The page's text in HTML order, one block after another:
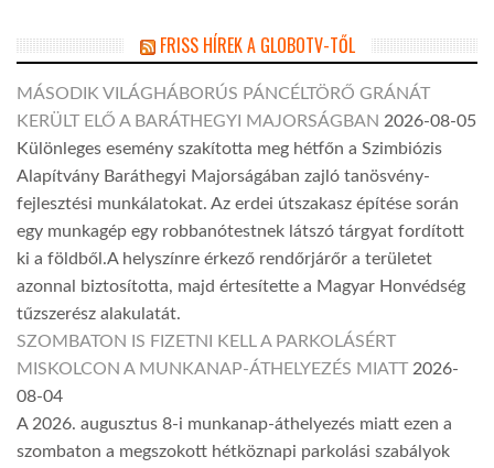
FRISS HÍREK A GLOBOTV-TŐL
MÁSODIK VILÁGHÁBORÚS PÁNCÉLTÖRŐ GRÁNÁT
KERÜLT ELŐ A BARÁTHEGYI MAJORSÁGBAN 2026-08-05
Különleges esemény szakította meg hétfőn a Szimbiózis
Alapítvány Baráthegyi Majorságában zajló tanösvény-
fejlesztési munkálatokat. Az erdei útszakasz építése során
egy munkagép egy robbanótestnek látszó tárgyat fordított
ki a földből.A helyszínre érkező rendőrjárőr a területet
azonnal biztosította, majd értesítette a Magyar Honvédség
tűzszerész alakulatát.
SZOMBATON IS FIZETNI KELL A PARKOLÁSÉRT
MISKOLCON A MUNKANAP-ÁTHELYEZÉS MIATT 2026-
08-04
A 2026. augusztus 8-i munkanap-áthelyezés miatt ezen a
szombaton a megszokott hétköznapi parkolási szabályok